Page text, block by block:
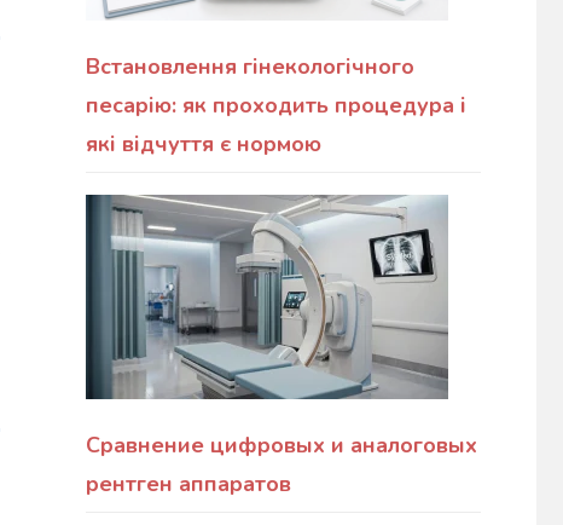
Встановлення гінекологічного
песарію: як проходить процедура і
які відчуття є нормою
Сравнение цифровых и аналоговых
рентген аппаратов